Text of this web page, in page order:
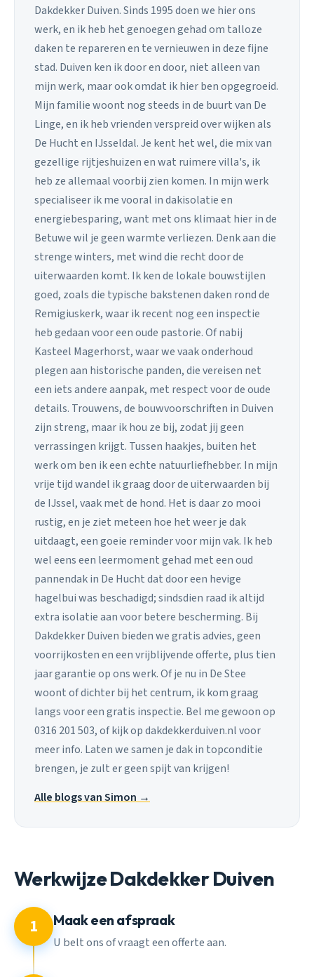
Dakdekker Duiven. Sinds 1995 doen we hier ons
werk, en ik heb het genoegen gehad om talloze
daken te repareren en te vernieuwen in deze fijne
stad. Duiven ken ik door en door, niet alleen van
mijn werk, maar ook omdat ik hier ben opgegroeid.
Mijn familie woont nog steeds in de buurt van De
Linge, en ik heb vrienden verspreid over wijken als
De Hucht en IJsseldal. Je kent het wel, die mix van
gezellige rijtjeshuizen en wat ruimere villa's, ik
heb ze allemaal voorbij zien komen. In mijn werk
specialiseer ik me vooral in dakisolatie en
energiebesparing, want met ons klimaat hier in de
Betuwe wil je geen warmte verliezen. Denk aan die
strenge winters, met wind die recht door de
uiterwaarden komt. Ik ken de lokale bouwstijlen
goed, zoals die typische bakstenen daken rond de
Remigiuskerk, waar ik recent nog een inspectie
heb gedaan voor een oude pastorie. Of nabij
Kasteel Magerhorst, waar we vaak onderhoud
plegen aan historische panden, die vereisen net
een iets andere aanpak, met respect voor de oude
details. Trouwens, de bouwvoorschriften in Duiven
zijn streng, maar ik hou ze bij, zodat jij geen
verrassingen krijgt. Tussen haakjes, buiten het
werk om ben ik een echte natuurliefhebber. In mijn
vrije tijd wandel ik graag door de uiterwaarden bij
de IJssel, vaak met de hond. Het is daar zo mooi
rustig, en je ziet meteen hoe het weer je dak
uitdaagt, een goeie reminder voor mijn vak. Ik heb
wel eens een leermoment gehad met een oud
pannendak in De Hucht dat door een hevige
hagelbui was beschadigd; sindsdien raad ik altijd
extra isolatie aan voor betere bescherming. Bij
Dakdekker Duiven bieden we gratis advies, geen
voorrijkosten en een vrijblijvende offerte, plus tien
jaar garantie op ons werk. Of je nu in De Stee
woont of dichter bij het centrum, ik kom graag
langs voor een gratis inspectie. Bel me gewoon op
0316 201 503, of kijk op dakdekkerduiven.nl voor
meer info. Laten we samen je dak in topconditie
brengen, je zult er geen spijt van krijgen!
Alle blogs van Simon →
Werkwijze Dakdekker Duiven
1 Maak een afspraak
U belt ons of vraagt een offerte aan.